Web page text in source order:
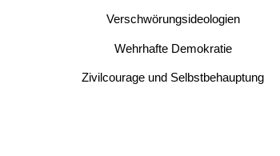
Verschwörungsideologien
Wehrhafte Demokratie
Zivilcourage und Selbstbehauptung